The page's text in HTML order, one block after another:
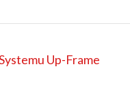
Up-Frame